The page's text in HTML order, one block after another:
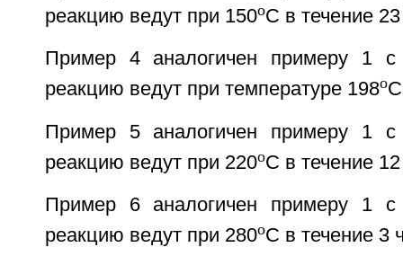
реакцию ведут при 150oС в течение
Пример 4 аналогичен примеру 1
реакцию ведут при температуре 198oС
Пример 5 аналогичен примеру 1
реакцию ведут при 220oС в течение
Пример 6 аналогичен примеру 1
реакцию ведут при 280oС в течение 3